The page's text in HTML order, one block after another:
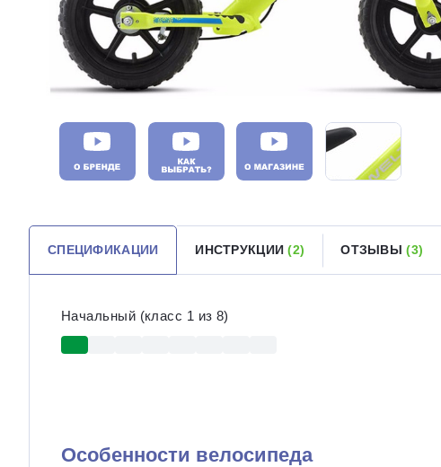
СПЕЦИФИКАЦИИ ИНСТРУКЦИИ(2) ОТЗЫВЫ(3)
Начальный (класс 1 из 8)
Особенности велосипеда